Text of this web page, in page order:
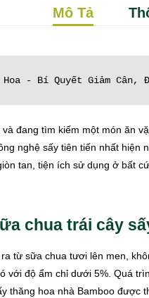
Mô Tả
Hoa - Bí Quyết Giảm Cân,
đang tìm kiếm một món ăn
nghệ sấy tiên tiến nhất
tan, tiện ích sử dụng ở bất cứ
chua trái cây
từ sữa chua tươi lên men,
với độ ẩm chỉ dưới 5%. Quá
thăng hoa nhà Bamboo được